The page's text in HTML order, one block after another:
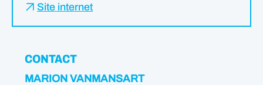
Site internet
CONTACT
MARION VANMANSART